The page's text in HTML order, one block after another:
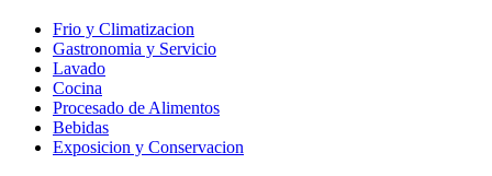
Frio y Climatizacion
Gastronomia y Servicio
Lavado
Cocina
Procesado de Alimentos
Bebidas
Exposicion y Conservacion